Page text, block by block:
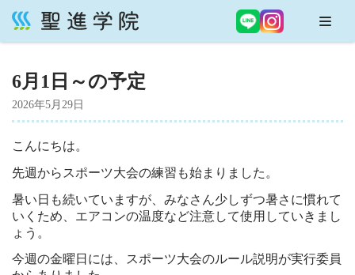
コ
テ
ン
ツ
へ
ス
キ
ッ
プ
6月1日～の予定
2026年5月29日
こんにちは。
先週からスポーツ大会の練習も始まりました。
暑い日も続いていますが、みなさん少しずつ暑さに慣れて
いくため、エアコンの温度など注意して使用していきまし
ょう。
今週の金曜日には、スポーツ大会のルール説明が実行委員